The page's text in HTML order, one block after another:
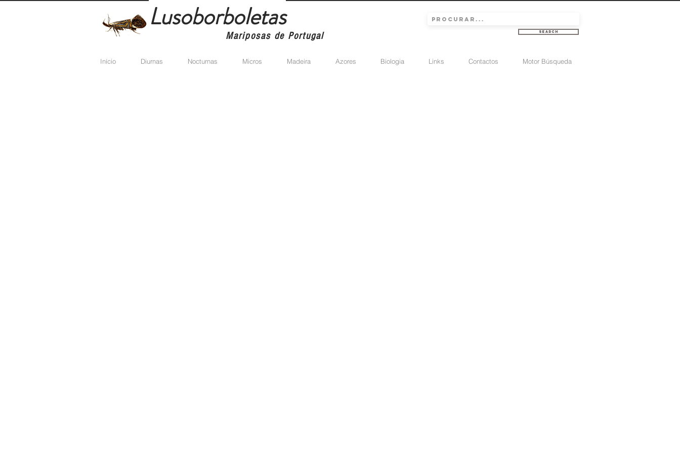
Lusoborboletas
Mariposas de Portugal Search
Início Diurnas Nocturnas Micros Madeira Azores Biologia Links Contactos Motor Búsqueda